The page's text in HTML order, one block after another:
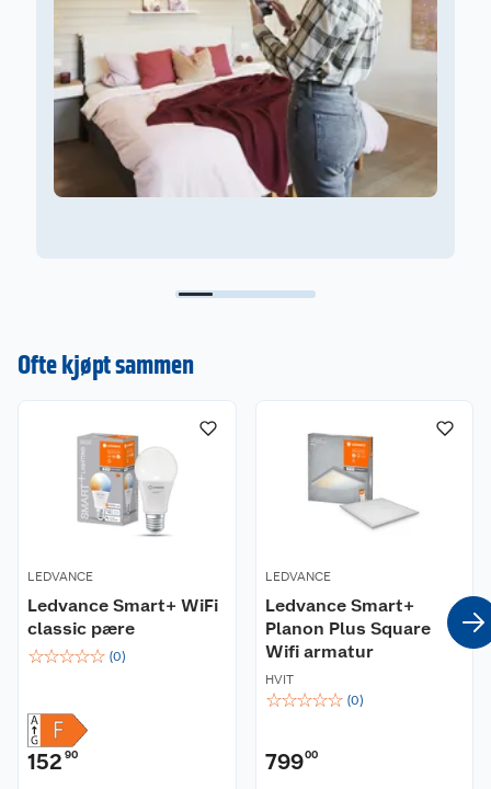
Ofte kjøpt sammen
LEDVANCE
Ledvance Smart+ WiFi
classic pære
☆☆☆☆☆ (0)
152 90
LEDVANCE
Ledvance Smart+
Planon Plus Square
Wifi armatur
HVIT
☆☆☆☆☆ (0)
79900